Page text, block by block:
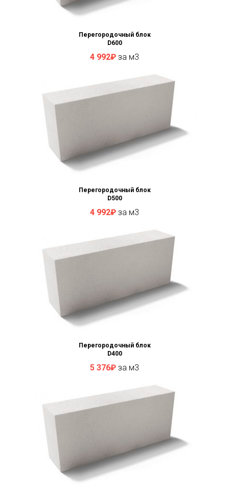
Перегородочный блок
D600
4 992₽ за м3
Перегородочный блок
D500
4 992₽ за м3
Перегородочный блок
D400
5 376₽ за м3